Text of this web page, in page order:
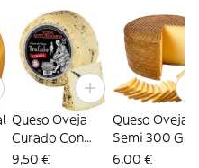
Queso Oveja
Curado Con
Trufa 250 Gr
9,50 €
Queso Oveja
Semi 300 Gr
6,00 €